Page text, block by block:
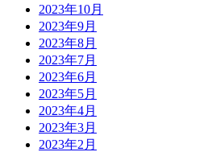
2023年10月
2023年9月
2023年8月
2023年7月
2023年6月
2023年5月
2023年4月
2023年3月
2023年2月